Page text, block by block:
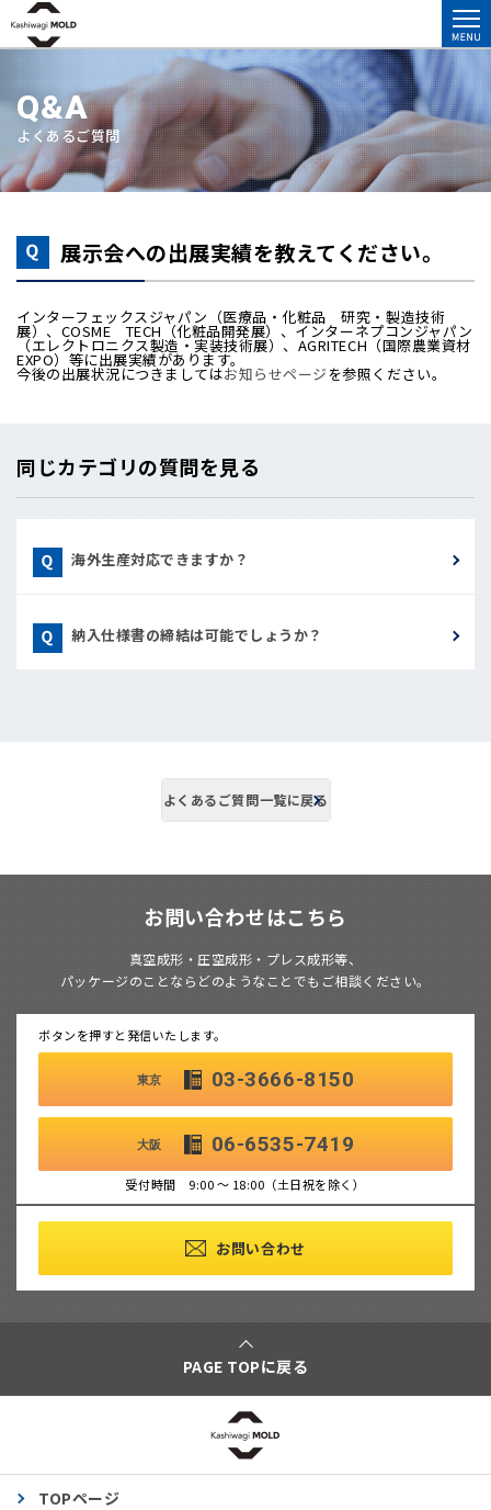
Q&A
よくあるご質問
展示会への出展実績を教えてください。
インターフェックスジャパン（医療品・化粧品 研究・製造技術
展）、COSME TECH（化粧品開発展）、インターネプコンジャパン
（エレクトロニクス製造・実装技術展）、AGRITECH（国際農業資材
EXPO）等に出展実績があります。
今後の出展状況につきましてはお知らせページを参照ください。
同じカテゴリの質問を見る
海外生産対応できますか？
納入仕様書の締結は可能でしょうか？
よくあるご質問一覧に戻る
お問い合わせはこちら
真空成形・圧空成形・プレス成形等、
パッケージのことならどのようなことでもご相談ください。
ボタンを押すと発信いたします。
東京 03-3666-8150
大阪 06-6535-7419
受付時間 9:00 ～ 18:00（土日祝を除く）
お問い合わせ
PAGE TOPに戻る
TOPページ